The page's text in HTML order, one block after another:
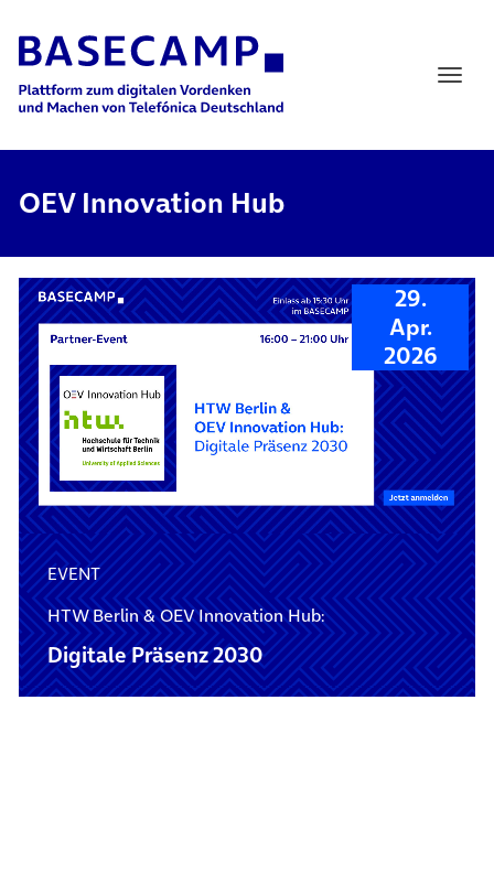
Main Navigation
OEV Innovation Hub
29.
Apr.
2026
EVENT
HTW Berlin & OEV Innovation Hub:
Digitale Präsenz 2030